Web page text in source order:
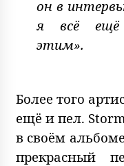
он в
я всё ещё
этим».
Более того
ещё и пел.
в своём
прекрасный